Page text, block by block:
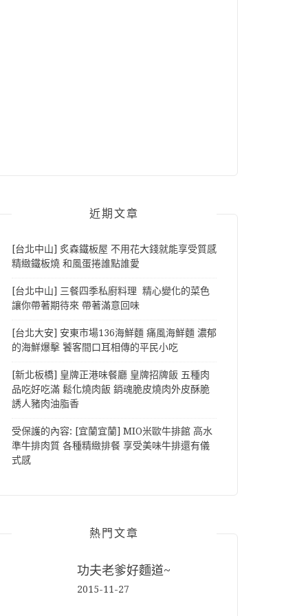
近期文章
[台北中山] 炙森鐵板屋 不用花大錢就能享受質感
精緻鐵板燒 和風蛋捲誰點誰愛
[台北中山] 三餐四季私廚料理 精心變化的菜色
讓你帶著期待來 帶著滿意回味
[台北大安] 安東市場136海鮮麵 痛風海鮮麵 濃郁
的海鮮爆擊 饕客間口耳相傳的平民小吃
[新北板橋] 皇牌正港味餐廳 皇牌招牌飯 五種肉
品吃好吃滿 鬆化燒肉飯 銷魂脆皮燒肉外皮酥脆
誘人豬肉油脂香
受保護的內容: [宜蘭宜蘭] MIO米歐牛排館 高水
準牛排肉質 各種精緻排餐 享受美味牛排還有儀
式感
熱門文章
功夫老爹好麵道~
2015-11-27